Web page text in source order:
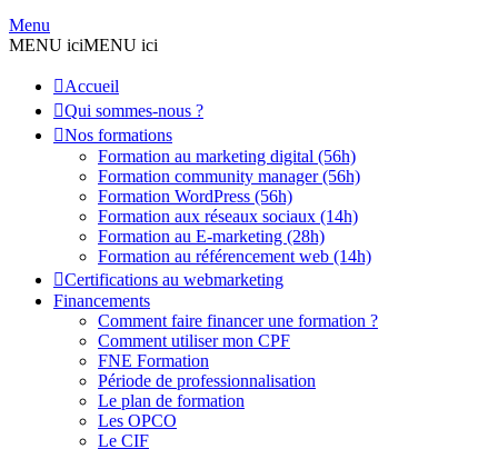
Menu
MENU iciMENU ici
Accueil
Qui sommes-nous ?
Nos formations
Formation au marketing digital (56h)
Formation community manager (56h)
Formation WordPress (56h)
Formation aux réseaux sociaux (14h)
Formation au E-marketing (28h)
Formation au référencement web (14h)
Certifications au webmarketing
Financements
Comment faire financer une formation ?
Comment utiliser mon CPF
FNE Formation
Période de professionnalisation
Le plan de formation
Les OPCO
Le CIF